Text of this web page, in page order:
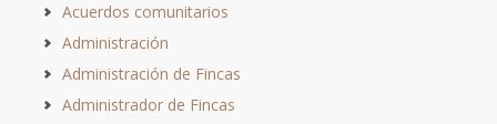
Acuerdos comunitarios
Administración
Administración de Fincas
Administrador de Fincas